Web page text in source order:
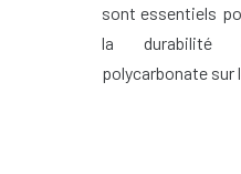
sont essentiels
la durabilité
polycarbonate sur